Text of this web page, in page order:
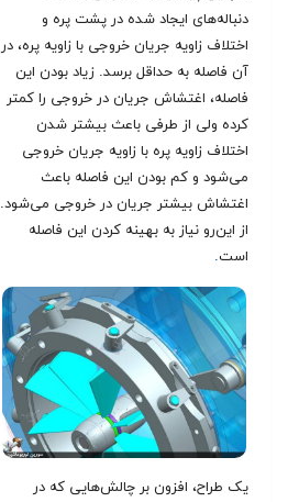
دنباله‌های ایجاد شده در پشت پره و
اختلاف زاویه جریان خروجی با زاویه پره، در
آن فاصله به حداقل برسد. زیاد بودن این
فاصله، اغتشاش جریان در خروجی را کمتر
کرده ولی از طرفی باعث بیشتر شدن
اختلاف زاویه پره با زاویه جریان خروجی
می‌شود و کم بودن این فاصله باعث
اغتشاش بیشتر جریان در خروجی می‌شود.
از این‌رو نیاز به بهینه کردن این فاصله
است.
یک طراح، افزون بر چالش‌هایی که در